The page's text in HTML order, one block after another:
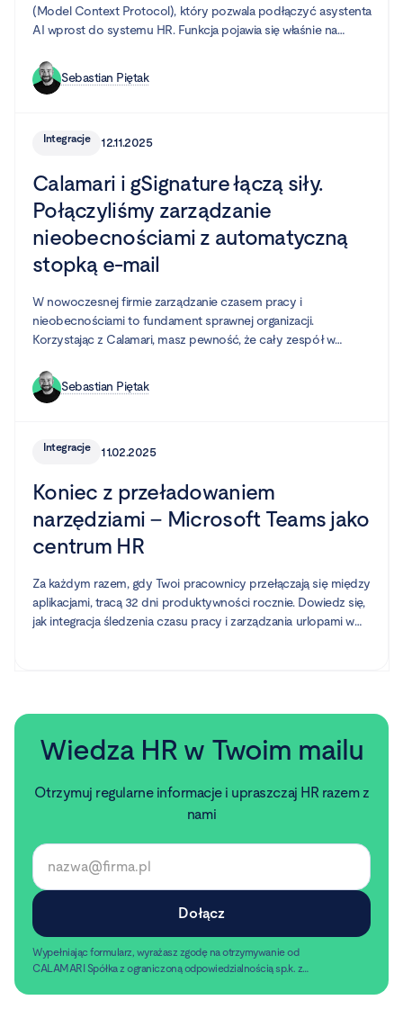
(Model Context Protocol), który pozwala podłączyć asystenta
AI wprost do systemu HR. Funkcja pojawia się właśnie na
Sebastian Piętak
Integracje 12.11.2025
Calamari i gSignature łączą siły.
Połączyliśmy zarządzanie
nieobecnościami z automatyczną
stopką e-mail
W nowoczesnej firmie zarządzanie czasem pracy i
nieobecnościami to fundament sprawnej organizacji.
Korzystając z Calamari, masz pewność, że cały zespół w
jest na urlopie.
Sebastian Piętak
Integracje 11.02.2025
Koniec z przeładowaniem
narzędziami – Microsoft Teams jako
centrum HR
Za każdym razem, gdy Twoi pracownicy przełączają się między
aplikacjami, tracą 32 dni produktywności rocznie. Dowiedz się,
jak integracja śledzenia czasu pracy i zarządzania urlopami w
Wiedza HR w Twoim mailu
Otrzymuj regularne informacje i upraszczaj HR razem z
nami
Wypełniając formularz, wyrażasz zgodę na otrzymywanie od
CALAMARI Spółka z ograniczoną odpowiedzialnością sp.k. z